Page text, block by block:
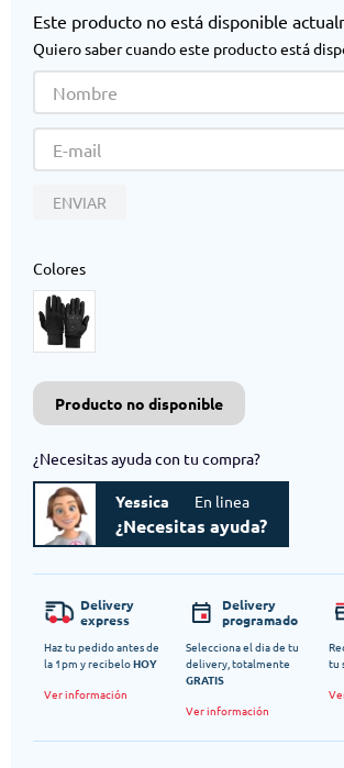
Este producto no está disponible
Quiero saber cuando este producto está
ENVIAR
Colores
Producto no disponible
¿Necesitas ayuda con tu compra?
Yessica En linea
¿Necesitas ayuda?
Delivery
express
Haz tu pedido antes de
la 1pm y recibeloHOY
Ver información
Delivery
programado
Selecciona el dia de tu
delivery, totalmente
GRATIS
Ver información
tu